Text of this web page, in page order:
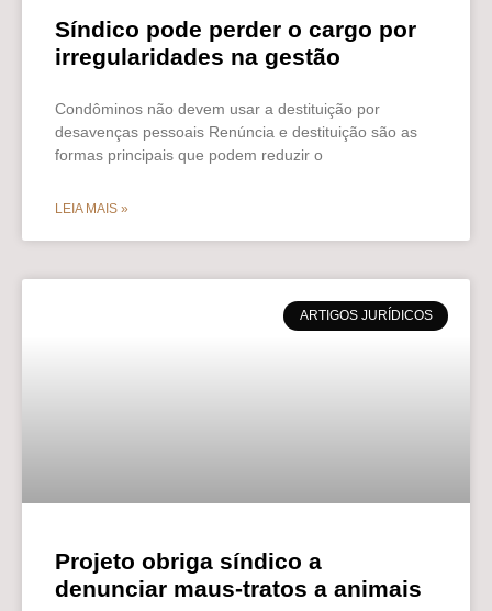
Síndico pode perder o cargo por
irregularidades na gestão
Condôminos não devem usar a destituição por
desavenças pessoais Renúncia e destituição são as
formas principais que podem reduzir o
LEIA MAIS »
ARTIGOS JURÍDICOS
Projeto obriga síndico a
denunciar maus-tratos a animais